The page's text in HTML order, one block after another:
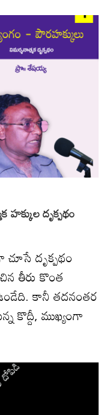
దృక్పథం
దృక్పథం
తీరు కొంత
కానీ తదనంతర
కొద్దీ, ముఖ్యంగా